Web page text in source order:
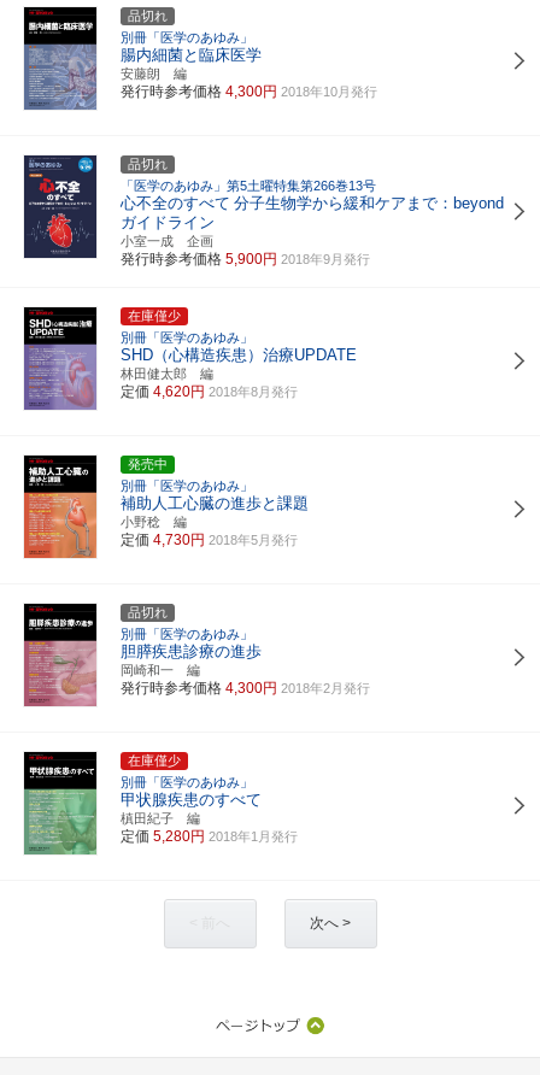
品切れ
別冊「医学のあゆみ」
腸内細菌と臨床医学
安藤朗 編
発行時参考価格 4,300円 2018年10月発行
品切れ
「医学のあゆみ」第5土曜特集第266巻13号
心不全のすべて 分子生物学から緩和ケアまで：beyond
ガイドライン
小室一成 企画
発行時参考価格 5,900円 2018年9月発行
在庫僅少
別冊「医学のあゆみ」
SHD（心構造疾患）治療UPDATE
林田健太郎 編
定価 4,620円 2018年8月発行
発売中
別冊「医学のあゆみ」
補助人工心臓の進歩と課題
小野稔 編
定価 4,730円 2018年5月発行
品切れ
別冊「医学のあゆみ」
胆膵疾患診療の進歩
岡崎和一 編
発行時参考価格 4,300円 2018年2月発行
在庫僅少
別冊「医学のあゆみ」
甲状腺疾患のすべて
槙田紀子 編
定価 5,280円 2018年1月発行
次へ >